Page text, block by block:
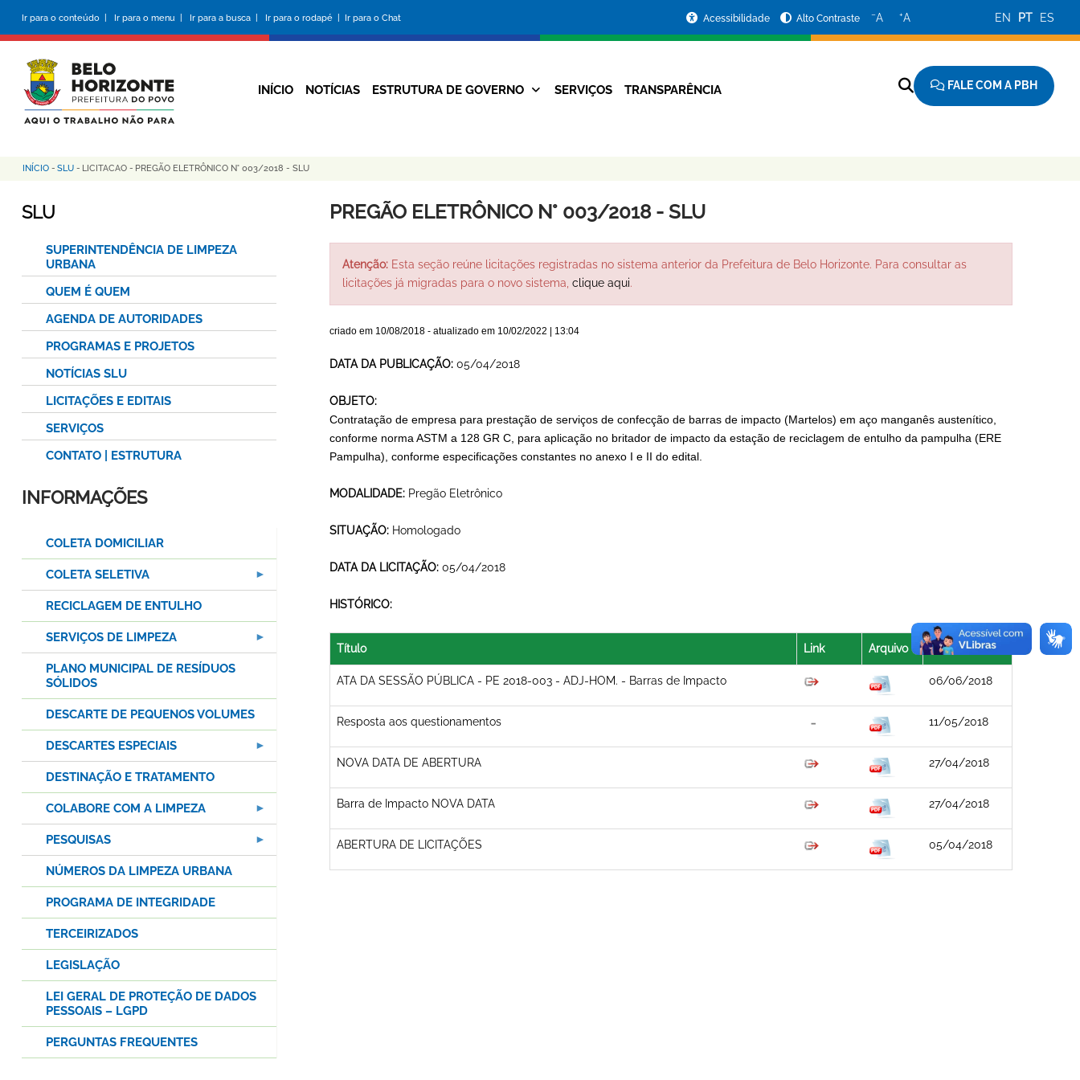
conteúdo
principal
Ir para o conteúdo | Ir para o menu | Ir para a busca | Ir para o rodapé | Ir para o Chat
da
Prefeitura
Acessibilidade Alto Contraste −A +A EN PT ES
Navegação
INÍCIO NOTÍCIAS ESTRUTURA DE GOVERNO SERVIÇOS TRANSPARÊNCIA FALE COM A PBH
Trilha
de
INÍCIO - SLU - LICITACAO - PREGÃO ELETRÔNICO N° 003/2018 - SLU
PREGÃO ELETRÔNICO N° 003/2018 - SLU
Atenção:Esta seção reúne licitações registradas no sistema anterior da Prefeitura de Belo Horizonte. Para consultar as
licitações já migradas para o novo sistema, clique aqui.
criado em 10/08/2018- atualizado em 10/02/2022 | 13:04
DATA DA PUBLICAÇÃO: 05/04/2018
OBJETO:
Contratação de empresa para prestação de serviços de confecção de barras de impacto (Martelos) em aço manganês austenítico,
conforme norma ASTM a 128 GR C, para aplicação no britador de impacto da estação de reciclagem de entulho da pampulha (ERE
Pampulha), conforme especificações constantes no anexo I e II do edital.
MODALIDADE: Pregão Eletrônico
SITUAÇÃO: Homologado
DATA DA LICITAÇÃO: 05/04/2018
HISTÓRICO:
Título Link Arquivo Data
ATA DA SESSÃO PÚBLICA - PE 2018-003 - ADJ-HOM. - Barras de Impacto 06/06/2018
Resposta aos questionamentos 11/05/2018
NOVA DATA DE ABERTURA 27/04/2018
Barra de Impacto NOVA DATA 27/04/2018
ABERTURA DE LICITAÇÕES 05/04/2018
SLU
SUPERINTENDÊNCIA DE LIMPEZA
URBANA
QUEM É QUEM
AGENDA DE AUTORIDADES
PROGRAMAS E PROJETOS
NOTÍCIAS SLU
LICITAÇÕES E EDITAIS
SERVIÇOS
CONTATO | ESTRUTURA
INFORMAÇÕES
COLETA DOMICILIAR
COLETA SELETIVA
RECICLAGEM DE ENTULHO
SERVIÇOS DE LIMPEZA
PLANO MUNICIPAL DE RESÍDUOS
SÓLIDOS
DESCARTE DE PEQUENOS VOLUMES
DESCARTES ESPECIAIS
DESTINAÇÃO E TRATAMENTO
COLABORE COM A LIMPEZA
PESQUISAS
NÚMEROS DA LIMPEZA URBANA
PROGRAMA DE INTEGRIDADE
TERCEIRIZADOS
LEGISLAÇÃO
LEI GERAL DE PROTEÇÃO DE DADOS
PESSOAIS – LGPD
PERGUNTAS FREQUENTES